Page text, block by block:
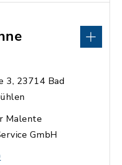
3, 23714 Bad
Malente
GmbH